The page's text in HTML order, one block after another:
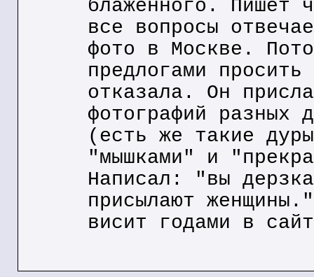
блаженного. Пишет
все вопросы
фото в Москве.
предлогами
отказала. Он
фотографий разных
(есть же такие
"мышками" и
Написал: "вы
присылают
висит годами в